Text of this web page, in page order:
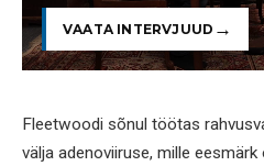
VAATA INTERVJUUD
Fleetwoodi sõnul töötas
välja adenoviiruse, mille